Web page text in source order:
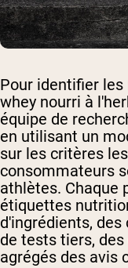
Pour identifier
whey nourri à
équipe de
en utilisant un
sur les critères
consommateurs
athlètes. Chaque
étiquettes
d'ingrédients,
de tests tiers,
agrégés des avis